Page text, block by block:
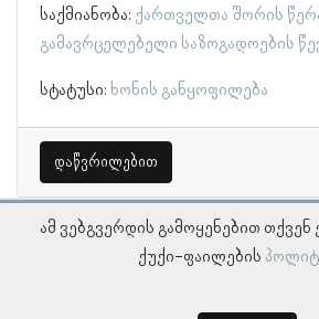
საქმიანობა: ქართველთა შორის
გამავრცელებელი საზოგადოების
სტატუსი: ხონის განყოფილება
დაწვრილებით
ამ ვებგვერდის გამოყენებით თქვენ
ქუქი-ფაილების